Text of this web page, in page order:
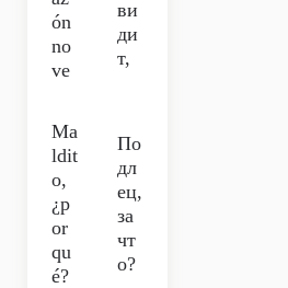
ón
no
ve
ви
ди
т,
Ma
ldit
o,
¿p
or
qu
é?
По
дл
ец,
за
чт
о?